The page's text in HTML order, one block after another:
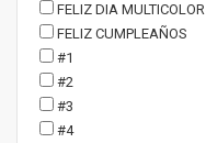
FELIZ DIA MULTICOLOR
FELIZ CUMPLEAÑOS
#1
#2
#3
#4